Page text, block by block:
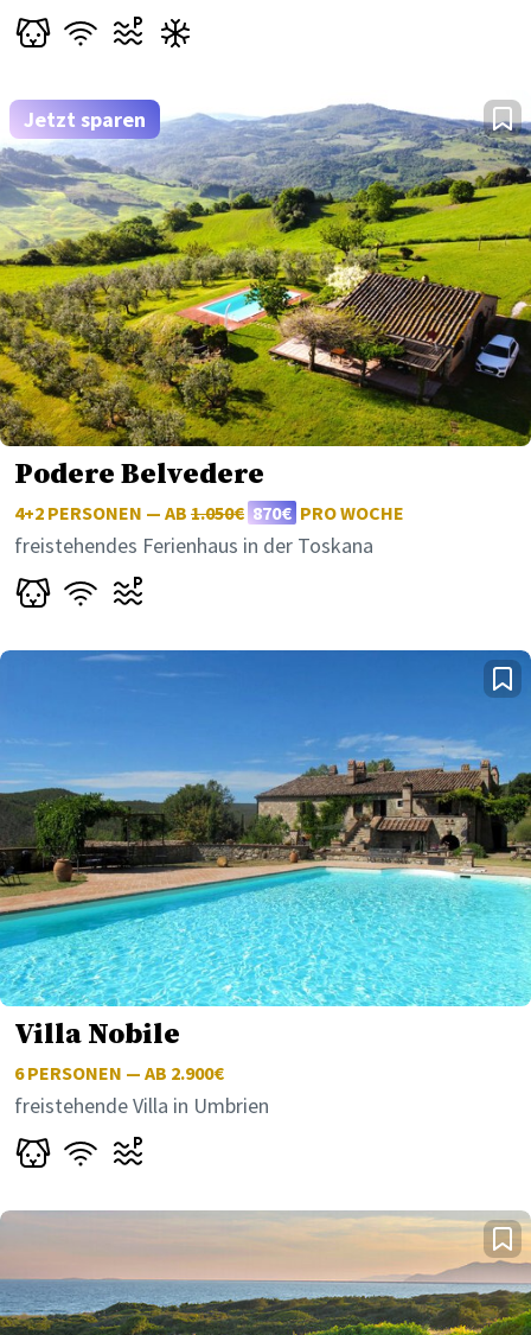
Jetzt sparen
Podere Belvedere
4+2 PERSONEN — AB 1.050€ 870€ PRO WOCHE
freistehendes Ferienhaus in der Toskana
Villa Nobile
6PERSONEN — AB 2.900€
freistehende Villa in Umbrien